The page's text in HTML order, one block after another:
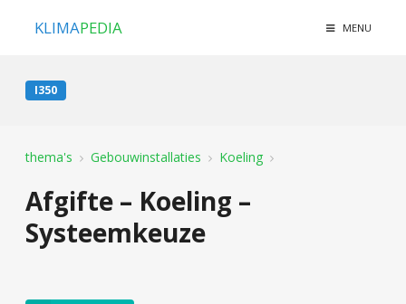
KLIMAPEDIA MENU
I350
thema's Gebouwinstallaties Koeling
Afgifte – Koeling –
Systeemkeuze